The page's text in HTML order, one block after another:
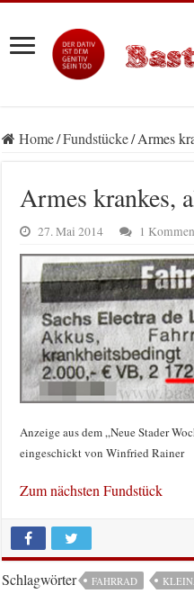
Home/Fundstücke/Armes
Armes krankes,
27. Mai 2014 1
Anzeige aus dem „Neue Stader
eingeschickt von Winfried Rainer
Zum nächsten Fundstück
Schlagwörter FAHRRAD